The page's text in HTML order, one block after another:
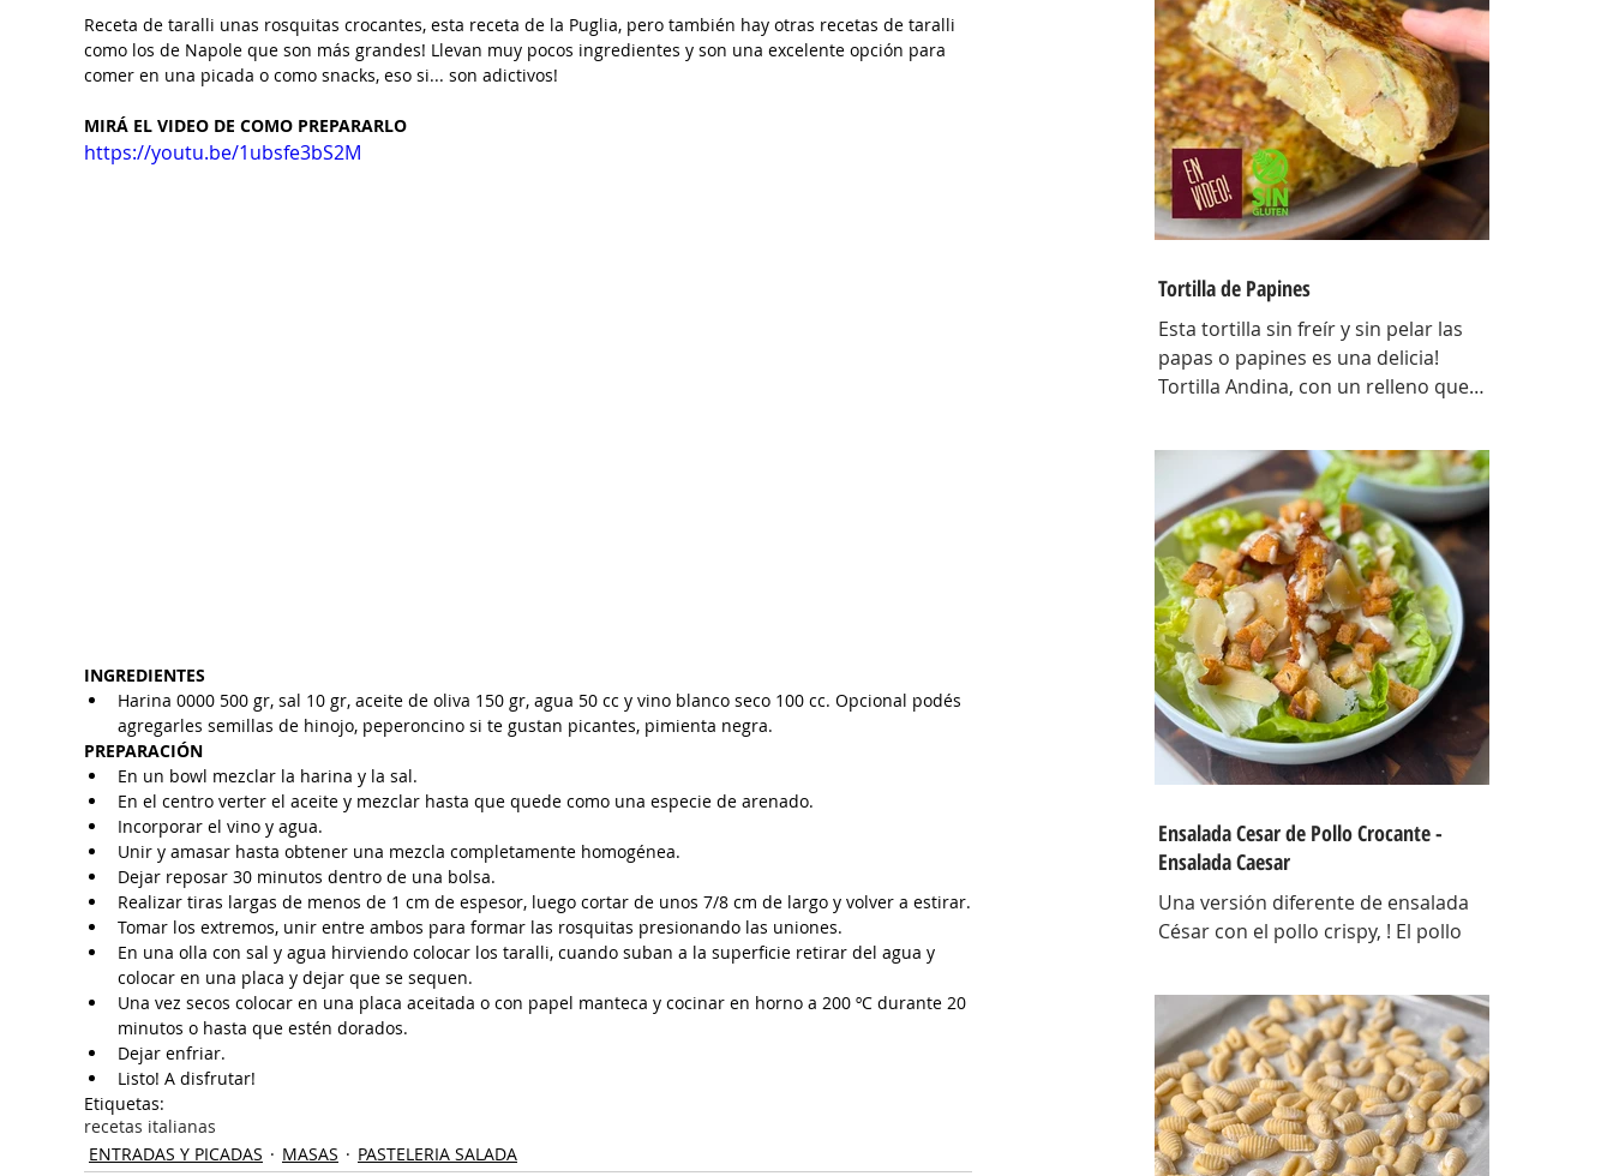
Receta de taralli unas rosquitas crocantes, esta receta de la Puglia, pero también hay otras recetas de taralli
como los de Napole que son más grandes! Llevan muy pocos ingredientes y son una excelente opción para
comer en una picada o como snacks, eso si... son adictivos!
MIRÁ EL VIDEO DE COMO PREPARARLO
https://youtu.be/1ubsfe3bS2M
INGREDIENTES
Harina 0000 500 gr, sal 10 gr, aceite de oliva 150 gr, agua 50 cc y vino blanco seco 100 cc. Opcional podés
agregarles semillas de hinojo, peperoncino si te gustan picantes, pimienta negra.
PREPARACIÓN
En un bowl mezclar la harina y la sal.
En el centro verter el aceite y mezclar hasta que quede como una especie de arenado.
Incorporar el vino y agua.
Unir y amasar hasta obtener una mezcla completamente homogénea.
Dejar reposar 30 minutos dentro de una bolsa.
Realizar tiras largas de menos de 1 cm de espesor, luego cortar de unos 7/8 cm de largo y volver a estirar.
Tomar los extremos, unir entre ambos para formar las rosquitas presionando las uniones.
En una olla con sal y agua hirviendo colocar los taralli, cuando suban a la superficie retirar del agua y
colocar en una placa y dejar que se sequen.
Una vez secos colocar en una placa aceitada o con papel manteca y cocinar en horno a 200 ºC durante 20
minutos o hasta que estén dorados.
Dejar enfriar.
Listo! A disfrutar!
Etiquetas:
recetas italianas
ENTRADAS Y PICADAS
MASAS PASTELERIA SALADA
80 gr, mix de semillas (puse girasol,
lino y sesamo) 50 gr y agua 100 gr.
Para el relleno: Cebollas 2 u, queso
cremoso 200 gr, hongos fileteados
100 gr, huevos 3 u, tomillo 3/4 de
cdta, sal c/n, pimienta negra c/n,
crema de leche 200 gr y la par
Tortilla de Papines
Esta tortilla sin freír y sin pelar las
papas o papines es una delicia!
Tortilla Andina, con un relleno que
con las papas! INGREDIENTES
Papines hervidos con piel 800 gr,
cebolla salteada 200 gr, diente de ajo
picado 1 u, huevos 6, perejil picado 2
cda, sal c/n, pimienta c/n y queso
feta desmenuzado o queso
mantecoso 100 gr. PREPARACION
Hervir los papines con piel hasta que
estén cocidos. En una sartén com un
poquito de aceite de oliva coloc
Ensalada Cesar de Pollo Crocante -
Ensalada Caesar
Una versión diferente de ensalada
César con el pollo crispy, ! El pollo
para llevarlo al trabajo y picotear a
cualquier hora del día, los croutons
para otras ensaladas y el aderezo
que explota de sabor para levantar
cualquier plato! INGREDIENTES Para
el pollo: pechuga de pollo 2 u,
huevos 2 u, curry , pimienta negra